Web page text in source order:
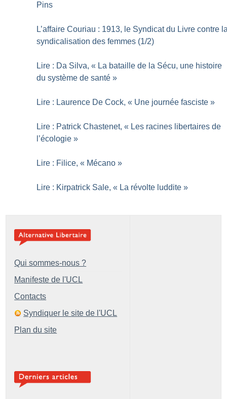
Pins
L’affaire Couriau : 1913, le Syndicat du Livre contre
syndicalisation des femmes (1/2)
Lire : Da Silva, « La bataille de la Sécu, une histoire
du système de santé »
Lire : Laurence De Cock, « Une journée fasciste »
Lire : Patrick Chastenet, « Les racines libertaires de
l’écologie »
Lire : Filice, « Mécano »
Lire : Kirpatrick Sale, « La révolte luddite »
Qui sommes-nous ?
Manifeste de l'UCL
Contacts
Syndiquer le site de l'UCL
Plan du site